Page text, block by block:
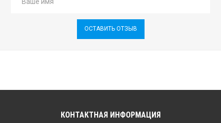
ОСТАВИТЬ ОТЗЫВ
КОНТАКТНАЯ ИНФОРМАЦИЯ